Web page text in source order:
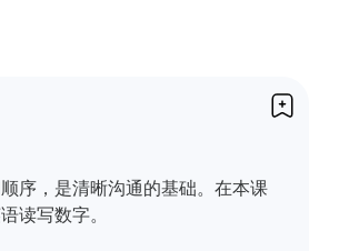
序，是清晰沟通的基础。在本课
读写数字。